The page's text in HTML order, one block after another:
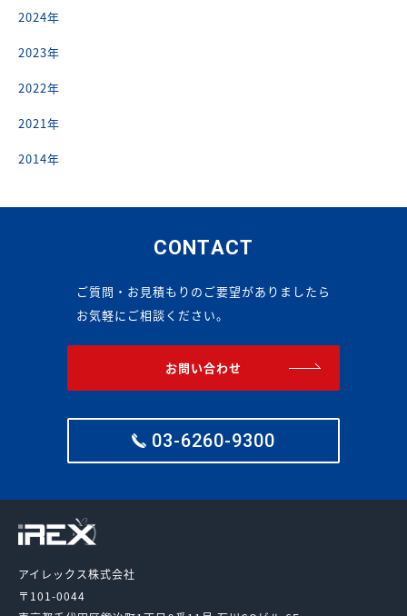
2024年
2023年
2022年
2021年
2014年
CONTACT
ご質問・お見積もりのご要望がありましたら
お気軽にご相談ください。
お問い合わせ
03-6260-9300
アイレックス株式会社
〒101-0044